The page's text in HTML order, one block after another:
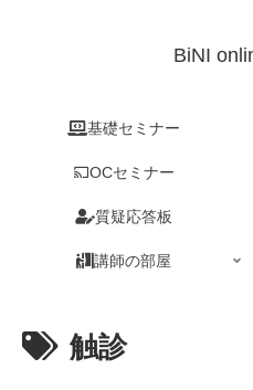
BiNI
基礎セミナー
OCセミナー
質疑応答板
講師の部屋
触診